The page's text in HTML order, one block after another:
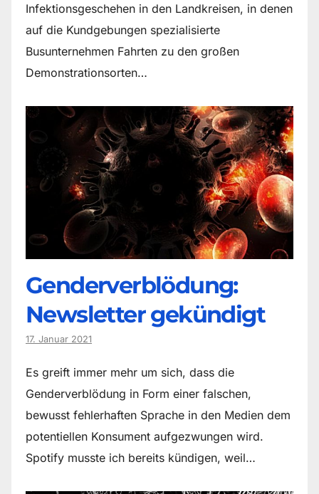
Infektionsgeschehen in den Landkreisen, in denen
auf die Kundgebungen spezialisierte
Busunternehmen Fahrten zu den großen
Demonstrationsorten…
Genderverblödung:
Newsletter gekündigt
17. Januar 2021
Es greift immer mehr um sich, dass die
Genderverblödung in Form einer falschen,
bewusst fehlerhaften Sprache in den Medien dem
potentiellen Konsument aufgezwungen wird.
Spotify musste ich bereits kündigen, weil…